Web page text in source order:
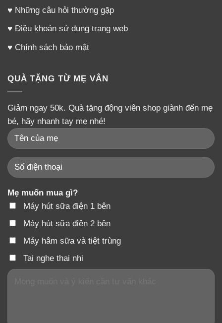
♥ Những câu hỏi thường gặp
♥ Điều khoản sử dụng trang web
♥ Chính sách bảo mật
QUÀ TẶNG TỪ MẸ VÂN
Giảm ngay 50k. Quà tặng động viên shop giành đến mẹ
bé, hãy nhanh tay mẹ nhé!
Mẹ muốn mua gì?
Máy hút sữa điện 1 bên
Máy hút sữa điện 2 bên
Máy hâm sữa và tiệt trùng
Tai nghe thai nhi